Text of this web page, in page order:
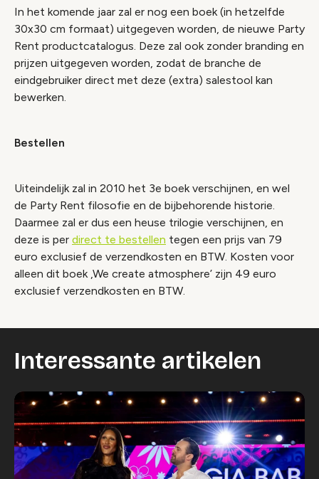
In het komende jaar zal er nog een boek (in hetzelfde
30x30 cm formaat) uitgegeven worden, de nieuwe Party
Rent productcatalogus. Deze zal ook zonder branding en
prijzen uitgegeven worden, zodat de branche de
eindgebruiker direct met deze (extra) salestool kan
bewerken.
Bestellen
Uiteindelijk zal in 2010 het 3e boek verschijnen, en wel
de Party Rent filosofie en de bijbehorende historie.
Daarmee zal er dus een heuse trilogie verschijnen, en
deze is per direct te bestellen tegen een prijs van 79
euro exclusief de verzendkosten en BTW. Kosten voor
alleen dit boek ‚We create atmosphere’ zijn 49 euro
exclusief verzendkosten en BTW.
Interessante artikelen